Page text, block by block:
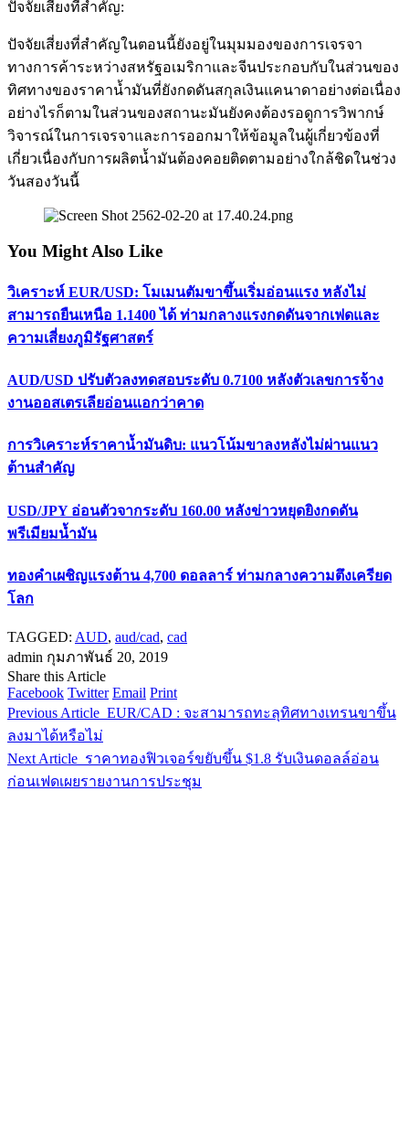
ปัจจัยเสี่ยงที่สำคัญ:
ปัจจัยเสี่ยงที่สำคัญในตอนนี้ยังอยู่ในมุมมองของการเจรจา
ทางการค้าระหว่างสหรัฐอเมริกาและจีนประกอบกับในส่วนของ
ทิศทางของราคาน้ำมันที่ยังกดดันสกุลเงินแคนาดาอย่างต่อเนื่อง
อย่างไรก็ตามในส่วนของสถานะมันยังคงต้องรอดูการวิพากษ์
วิจารณ์ในการเจรจาและการออกมาให้ข้อมูลในผู้เกี่ยวข้องที่
เกี่ยวเนื่องกับการผลิตน้ำมันต้องคอยติดตามอย่างใกล้ชิดในช่วง
วันสองวันนี้
You Might Also Like
วิเคราะห์ EUR/USD: โมเมนตัมขาขึ้นเริ่มอ่อนแรง หลังไม่
สามารถยืนเหนือ 1.1400 ได้ ท่ามกลางแรงกดดันจากเฟดและ
ความเสี่ยงภูมิรัฐศาสตร์
AUD/USD ปรับตัวลงทดสอบระดับ 0.7100 หลังตัวเลขการจ้าง
งานออสเตรเลียอ่อนแอกว่าคาด
การวิเคราะห์ราคาน้ำมันดิบ: แนวโน้มขาลงหลังไม่ผ่านแนว
ต้านสำคัญ
USD/JPY อ่อนตัวจากระดับ 160.00 หลังข่าวหยุดยิงกดดัน
พรีเมียมน้ำมัน
ทองคำเผชิญแรงต้าน 4,700 ดอลลาร์ ท่ามกลางความตึงเครียด
โลก
TAGGED: AUD, aud/cad, cad
admin กุมภาพันธ์ 20, 2019
Share this Article
Facebook Twitter Email Print
Previous Article EUR/CAD : จะสามารถทะลุทิศทางเทรนขาขึ้น
ลงมาได้หรือไม่
Next Article ราคาทองฟิวเจอร์ขยับขึ้น $1.8 รับเงินดอลล์อ่อน
ก่อนเฟดเผยรายงานการประชุม